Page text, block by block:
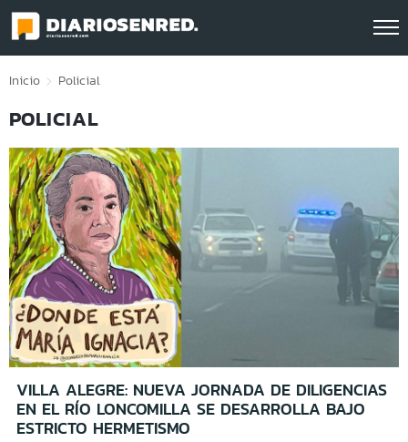
Click acá para ir directamente al contenido
Inicio Policial
POLICIAL
VILLA ALEGRE: NUEVA JORNADA DE DILIGENCIAS
EN EL RÍO LONCOMILLA SE DESARROLLA BAJO
ESTRICTO HERMETISMO